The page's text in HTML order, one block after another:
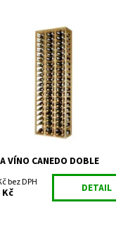
na uskladnění vína.
z výroby
Momentálně
nedostupné
EX2075
Expovinalia
2 roky
VÍNO CANEDO DOBLE
bez DPH
Kč DETAIL